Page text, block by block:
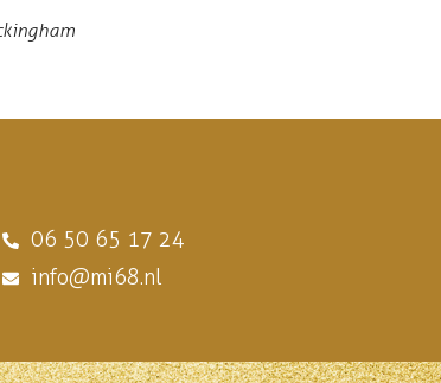
06 50 65 17 24
info@mi68.nl